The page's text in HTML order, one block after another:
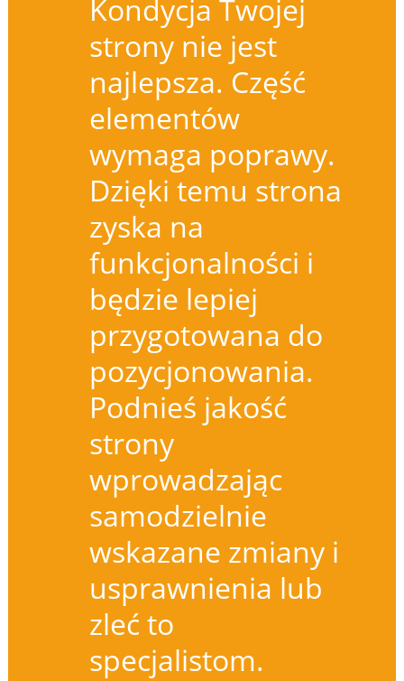
Kondycja Twojej
strony nie jest
najlepsza. Część
elementów
wymaga poprawy.
Dzięki temu strona
zyska na
funkcjonalności i
będzie lepiej
przygotowana do
pozycjonowania.
Podnieś jakość
strony
wprowadzając
samodzielnie
wskazane zmiany i
usprawnienia lub
zleć to
specjalistom.